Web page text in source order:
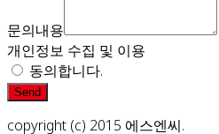
문의내용
개인정보 수집 및 이용
동의합니다.
Send
copyright (c) 2015 에스엔씨.